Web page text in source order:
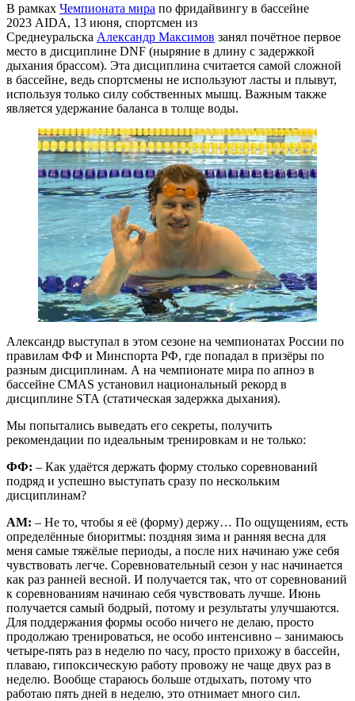
В рамках Чемпионата мира по фридайвингу в бассейне
2023 AIDA, 13 июня, спортсмен из
Среднеуральска Александр Максимов занял почётное первое
место в дисциплине DNF (ныряние в длину с задержкой
дыхания брассом). Эта дисциплина считается самой сложной
в бассейне, ведь спортсмены не используют ласты и плывут,
используя только силу собственных мышц. Важным также
является удержание баланса в толще воды.
Александр выступал в этом сезоне на чемпионатах России по
правилам ФФ и Минспорта РФ, где попадал в призёры по
разным дисциплинам. А на чемпионате мира по апноэ в
бассейне CMAS установил национальный рекорд в
дисциплине STA (статическая задержка дыхания).
Мы попытались выведать его секреты, получить
рекомендации по идеальным тренировкам и не только:
ФФ: – Как удаётся держать форму столько соревнований
подряд и успешно выступать сразу по нескольким
дисциплинам?
АМ: – Не то, чтобы я её (форму) держу… По ощущениям, есть
определённые биоритмы: поздняя зима и ранняя весна для
меня самые тяжёлые периоды, а после них начинаю уже себя
чувствовать легче. Соревновательный сезон у нас начинается
как раз ранней весной. И получается так, что от соревнований
к соревнованиям начинаю себя чувствовать лучше. Июнь
получается самый бодрый, потому и результаты улучшаются.
Для поддержания формы особо ничего не делаю, просто
продолжаю тренироваться, не особо интенсивно – занимаюсь
четыре-пять раз в неделю по часу, просто прихожу в бассейн,
плаваю, гипоксическую работу провожу не чаще двух раз в
неделю. Вообще стараюсь больше отдыхать, потому что
работаю пять дней в неделю, это отнимает много сил.